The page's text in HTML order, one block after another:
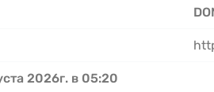
2026г. в 05:20